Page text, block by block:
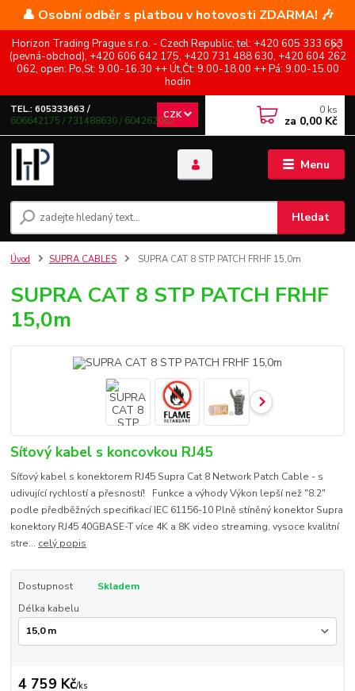
👤 Osobní odběr s platbou v hotovosti ZDARMA! 🎶
Horizon Trading Prague s.r.o. - Czech Republic, tel: +420 605 333 663
(pevná-obchod), +420 606 642 175, +420 731 488 630, +420 604 262
062, open: Po,St: 9.00-16.30 ++ Út,Čt: 9.00-18.00 ++ Pá: 9.00-15.00
hodin
Menu
CZK
Hledat
TEL.: 605333663 /
606642175 / 731488630 / 604262062
0 ks
za 0,00 Kč
Úvod SUPRA CABLES SUPRA CAT 8 STP PATCH FRHF 15,0m
SUPRA CAT 8 STP PATCH FRHF
15,0m
Síťový kabel s koncovkou RJ45
Síťový kabel s konektorem RJ45 Supra Cat 8 Network Patch Cable - s
udivující rychlostí a přesností! Funkce a výhody Výkon lepší než "8.2"
podle předběžných specifikací IEC 61156-10 Plně stíněný konektor Supra
konektory RJ45 40GBASE-T více 4K a 8K video streaming, vysoce kvalitní
stre... celý popis
Dostupnost
Skladem
Délka kabelu
4 759 Kč/ks